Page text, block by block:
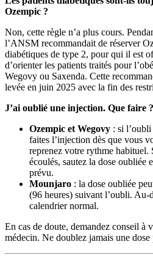
Ozempic ?
Non, cette règle n’a plus cours.
l’ANSM recommandait de réserver
diabétiques de type 2, pour qui il est
d’orienter les patients traités pour
Wegovy ou Saxenda. Cette
levée en juin 2025 avec la fin des
J’ai oublié une injection. Que faire ?
Ozempic et Wegovy : si
faites l’injection dès que vous
reprenez votre rythme habituel.
écoulés, sautez la dose oubliée
prévu.
Mounjaro : la dose oubliée
(96 heures) suivant l’oubli. Au-
calendrier normal.
En cas de doute, demandez conseil à
médecin. Ne doublez jamais une